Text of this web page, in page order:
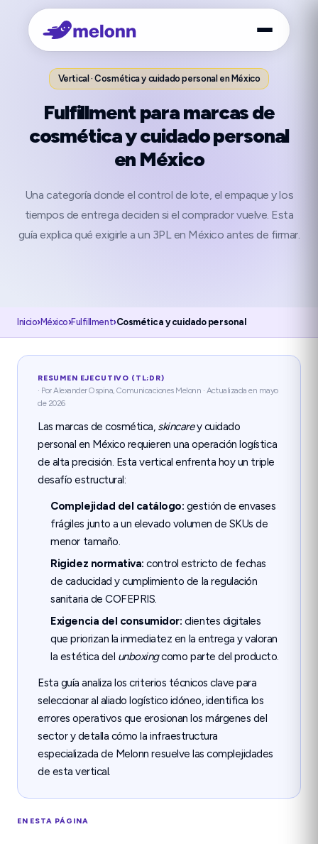
Vertical · Cosmética y cuidado personal en México
Fulfillment para marcas de
cosmética y cuidado personal
en México
Una categoría donde el control de lote, el empaque y los
tiempos de entrega deciden si el comprador vuelve. Esta
guía explica qué exigirle a un 3PL en México antes de firmar.
Inicio›México›Fulfillment›Cosmética y cuidado personal
RESUMEN EJECUTIVO (TL;DR)
· Por Alexander Ospina, Comunicaciones Melonn · Actualizada en mayo
de 2026
Las marcas de cosmética, skincarey cuidado
personal en México requieren una operación logística
de alta precisión. Esta vertical enfrenta hoy un triple
desafío estructural:
Complejidad del catálogo: gestión de envases
frágiles junto a un elevado volumen de SKUs de
menor tamaño.
Rigidez normativa: control estricto de fechas
de caducidad y cumplimiento de la regulación
sanitaria deCOFEPRIS.
Exigencia del consumidor: clientes digitales
que priorizan la inmediatez en la entrega y valoran
la estética del unboxingcomo parte del producto.
Esta guía analiza los criterios técnicos clave para
seleccionar al aliado logístico idóneo, identifica los
errores operativos que erosionan los márgenes del
sector y detalla cómo la infraestructura
especializada de Melonn resuelve las complejidades
de esta vertical.
EN ESTA PÁGINA